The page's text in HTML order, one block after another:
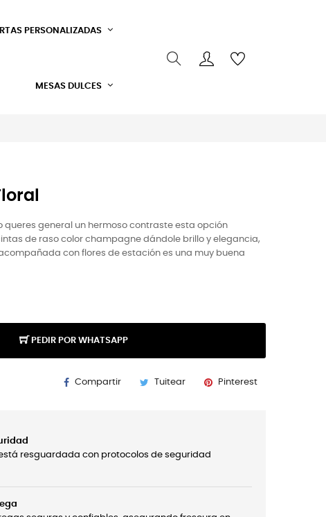
PERSONALIZADAS
MESAS DULCES
queres general un hermoso contraste esta opción
de raso color champagne dándole brillo y elegancia,
con flores de estación es una muy buena
PEDIR POR WHATSAPP
Compartir Tuitear Pinterest
resguardada con protocolos de seguridad